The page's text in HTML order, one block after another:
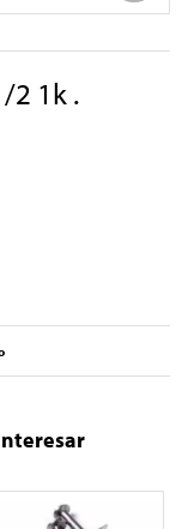
2 1k .